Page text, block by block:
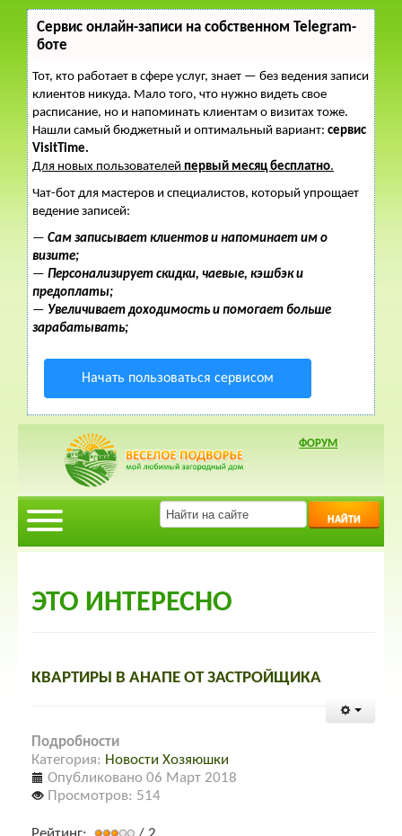
Сервис онлайн-записи на собственном Telegram-
боте
Тот, кто работает в сфере услуг, знает — без ведения записи
клиентов никуда. Мало того, что нужно видеть свое
расписание, но и напоминать клиентам о визитах тоже.
Нашли самый бюджетный и оптимальный вариант: сервис
VisitTime.
Для новых пользователей первый месяц бесплатно.
Чат-бот для мастеров и специалистов, который упрощает
ведение записей:
— Сам записывает клиентов и напоминает им о
визите;
— Персонализирует скидки, чаевые, кэшбэк и
предоплаты;
— Увеличивает доходимость и помогает больше
зарабатывать;
Начать пользоваться сервисом
ФОРУМ
НАЙТИ
ЭТО ИНТЕРЕСНО
КВАРТИРЫ В АНАПЕ ОТ ЗАСТРОЙЩИКА
Подробности
Категория: Новости Хозяюшки
Опубликовано 06 Март 2018
Просмотров: 514